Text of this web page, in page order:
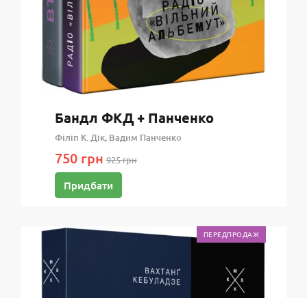
Бандл ФКД + Панченко
Філіп К. Дік, Вадим Панченко
750 грн 925 грн
Придбати
ПЕРЕДПРОДАЖ